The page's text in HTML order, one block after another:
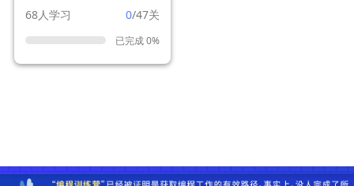
68人学习 0/47关
已完成 0%